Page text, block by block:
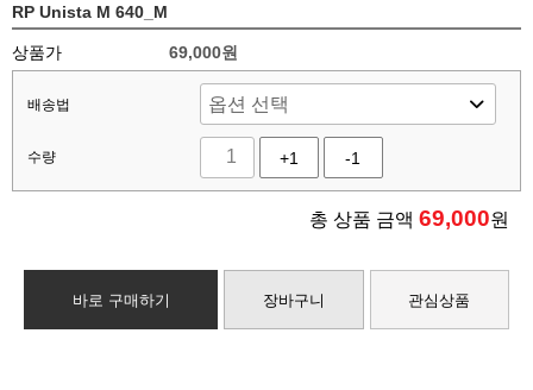
RP Unista M 640_M
상품가 69,000원
배송법
수량 +1 -1
총 상품 금액 69,000원
바로 구매하기 장바구니 관심상품